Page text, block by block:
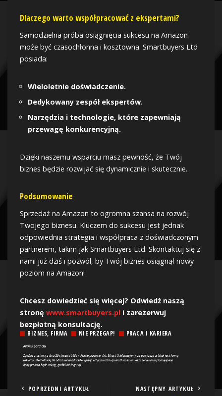
Dlaczego warto współpracować z ekspertami?
Samodzielna próba osiągnięcia sukcesu na Amazon
może być czasochłonna i kosztowna. Smartbuyers Ltd
posiada:
Wieloletnie doświadczenie.
Dedykowany zespół ekspertów.
Narzędzia i technologie, które zapewniają
przewagę konkurencyjną.
Dzięki naszemu wsparciu masz pewność, że Twój
biznes będzie rozwijać się dynamicznie i skutecznie.
Podsumowanie
Sprzedaż na Amazon to ogromna szansa na rozwój
Twojego biznesu. Kluczem do sukcesu jest jednak
odpowiednia strategia i współpraca z doświadczonym
partnerem, takim jak Smartbuyers Ltd. Skontaktuj się z
nami już dziś i pozwól, by Twój biznes osiągnął nowy
poziom na Amazon!
Chcesz dowiedzieć się więcej? Odwiedź naszą
stronę www.smartbuyers.pl i zarezerwuj
bezpłatną konsultację.
BIZNES, FIRMA NIE PRZEGAP! PRACA I KARIERA
POPRZEDNI ARTYKUŁ NASTĘPNY ARTYKUŁ